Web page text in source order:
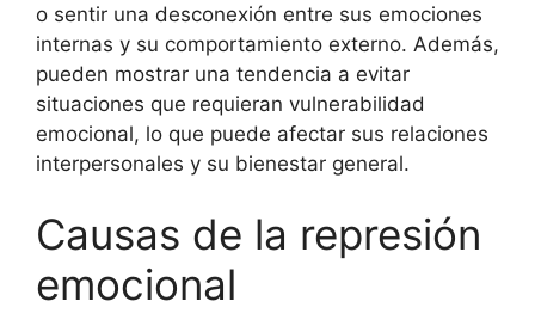
o sentir una desconexión entre sus emociones
internas y su comportamiento externo. Además,
pueden mostrar una tendencia a evitar
situaciones que requieran vulnerabilidad
emocional, lo que puede afectar sus relaciones
interpersonales y su bienestar general.
Causas de la represión
emocional